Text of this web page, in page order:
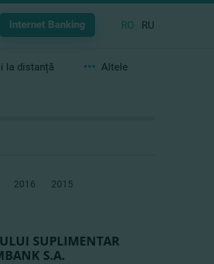
Internet Banking RO RU
la distanță Altele
2016 2015
SUPLIMENTAR
S.A.